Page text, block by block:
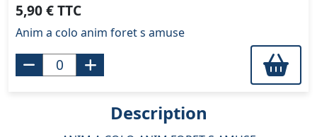
5,90 € TTC
Anim a colo anim foret s amuse
Description